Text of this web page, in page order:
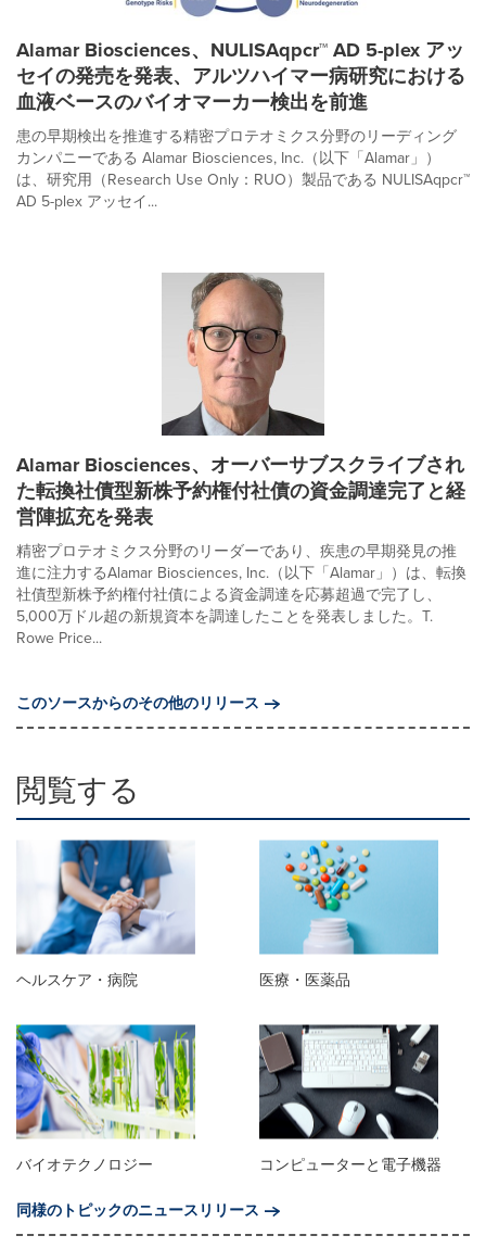
Alamar Biosciences、NULISAqpcr™ AD 5-plex アッ
セイの発売を発表、アルツハイマー病研究における
血液ベースのバイオマーカー検出を前進
患の早期検出を推進する精密プロテオミクス分野のリーディング
カンパニーである Alamar Biosciences, Inc.（以下「Alamar」）
は、研究用（Research Use Only：RUO）製品である NULISAqpcr™
AD 5-plex アッセイ...
Alamar Biosciences、オーバーサブスクライブされ
た転換社債型新株予約権付社債の資金調達完了と経
営陣拡充を発表
精密プロテオミクス分野のリーダーであり、疾患の早期発見の推
進に注力するAlamar Biosciences, Inc.（以下「Alamar」）は、転換
社債型新株予約権付社債による資金調達を応募超過で完了し、
5,000万ドル超の新規資本を調達したことを発表しました。T.
Rowe Price...
このソースからのその他のリリース
閲覧する
ヘルスケア・病院 医療・医薬品
バイオテクノロジー
コンピューターと電子機器
同様のトピックのニュースリリース